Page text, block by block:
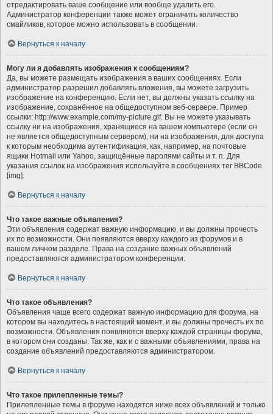
отредактировать ваше сообщение или вообще удалить его.
Администратор конференции также может ограничить количество
смайликов, которое можно использовать в сообщении.
Вернуться к началу
Могу ли я добавлять изображения к сообщениям?
Да, вы можете размещать изображения в ваших сообщениях. Если
администратор разрешил добавлять вложения, вы можете загрузить
изображение на конференцию. Если нет, вы должны указать ссылку на
изображение, сохранённое на общедоступном веб-сервере. Пример
ссылки: http://www.example.com/my-picture.gif. Вы не можете указывать
ссылку ни на изображения, хранящиеся на вашем компьютере (если он
не является общедоступным сервером), ни на изображения, для доступа
к которым необходима аутентификация, как, например, на почтовые
ящики Hotmail или Yahoo, защищённые паролями сайты и т. п. Для
указания ссылок на изображения используйте в сообщениях тег BBCode
[img].
Вернуться к началу
Что такое важные объявления?
Эти объявления содержат важную информацию, и вы должны прочесть
их по возможности. Они появляются вверху каждого из форумов и в
вашем личном разделе. Права на создание важных объявлений
предоставляются администратором конференции.
Вернуться к началу
Что такое объявления?
Объявления чаще всего содержат важную информацию для форума, на
котором вы находитесь в настоящий момент, и вы должны прочесть их по
возможности. Объявления появляются вверху каждой страницы форума,
в котором они созданы. Так же, как и с важными объявлениями, права на
создание объявлений предоставляются администратором.
Вернуться к началу
Что такое прилепленные темы?
Прилепленные темы в форуме находятся ниже всех объявлений и только